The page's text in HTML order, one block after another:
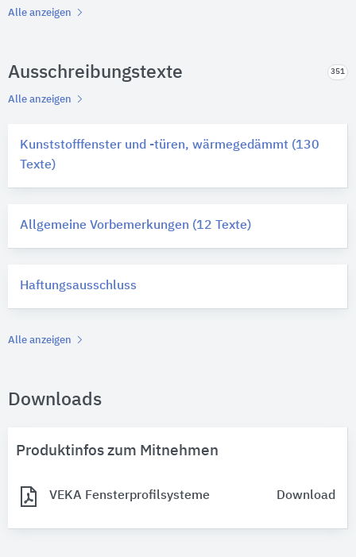
Alle anzeigen
Ausschreibungstexte 351
Alle anzeigen
Kunststofffenster und -türen, wärmegedämmt (130
Texte)
Allgemeine Vorbemerkungen (12 Texte)
Haftungsausschluss
Alle anzeigen
Downloads
Produktinfos zum Mitnehmen
VEKA Fensterprofilsysteme Download